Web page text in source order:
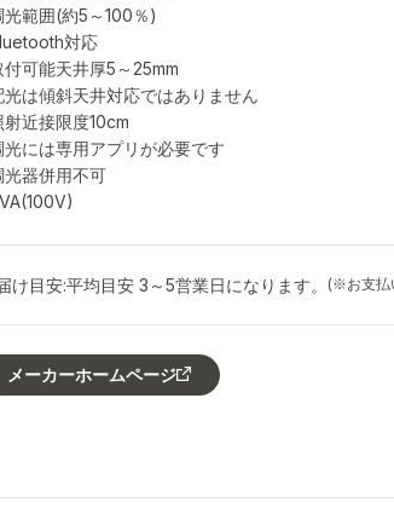
け目安:平均目安 3～5営業日になります。 (※お支払
光範囲(約5～100％)
対応
付可能天井厚5～25mm
光は傾斜天井対応ではありません
射近接限度10cm
光には専用アプリが必要です
光器併用不可
メーカーホームページ